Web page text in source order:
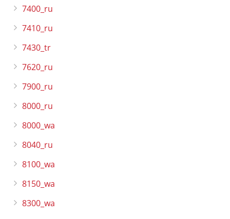
7400_ru
7410_ru
7430_tr
7620_ru
7900_ru
8000_ru
8000_wa
8040_ru
8100_wa
8150_wa
8300_wa